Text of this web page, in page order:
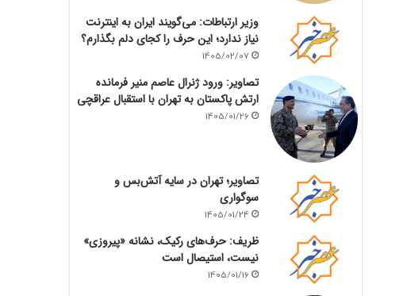
وزیر ارتباطات: می‌گویند ایران به اینترنت
نیاز ندارد؛ این حرف را کجای دلم بگذارم؟
1405/02/07
تصاویر: ورود ژنرال عاصم منیر فرمانده
ارتش پاکستان به تهران با استقبال عراقچی
1405/01/26
تصاویر؛ تهران در سایه آتش‌بس و
سوگواری
1405/01/24
ظریف: حرف‌های رکیک، نشانه «پیروزی»
نیست، استیصال است
1405/01/16